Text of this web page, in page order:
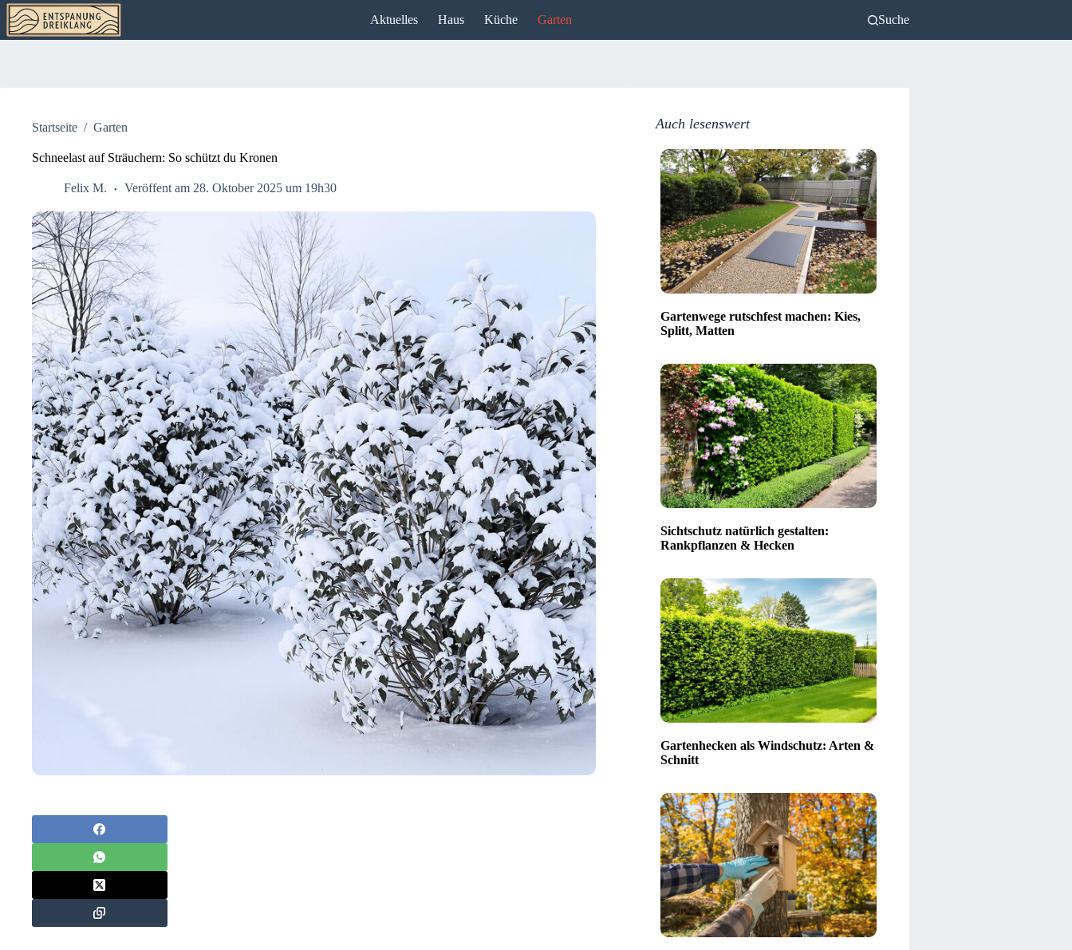
Zum
Inhalt
springen
Aktuelles Haus Küche Garten Suche
Startseite / Garten
Schneelast auf Sträuchern: So schützt du Kronen
Felix M. Veröffent am 28. Oktober 2025 um 19h30
Auch lesenswert
Gartenwege rutschfest machen: Kies,
Splitt, Matten
Sichtschutz natürlich gestalten:
Rankpflanzen & Hecken
Gartenhecken als Windschutz: Arten &
Schnitt